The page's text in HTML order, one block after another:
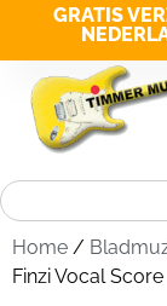
GRATIS
Home /
Finzi Vocal Score